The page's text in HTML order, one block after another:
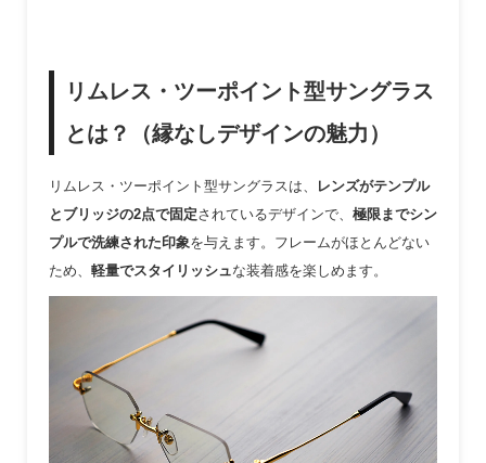
リムレス・ツーポイント型サングラス
とは？（縁なしデザインの魅力）
リムレス・ツーポイント型サングラスは、
レンズがテンプル
とブリッジの2点で固定されているデザインで、 極限までシン
プルで洗練された印象を与えます。フレームがほとんどない
ため、 軽量でスタイリッシュ な装着感を楽しめます。